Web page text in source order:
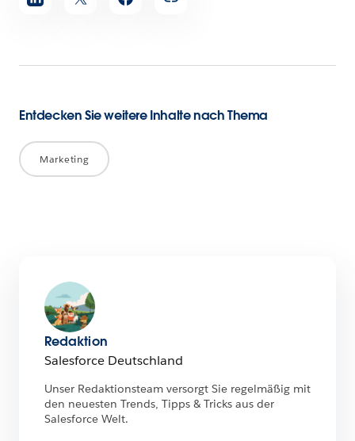
teilen
Entdecken Sie weitere Inhalte nach Thema
Marketing
Redaktion
Salesforce Deutschland
Unser Redaktionsteam versorgt Sie regelmäßig mit
den neuesten Trends, Tipps & Tricks aus der
Salesforce Welt.